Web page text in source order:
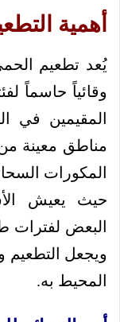
أهمية
يُعد تطعيم
وقائياً حاسماً
المقيمين في
مناطق معينة من
المكورات
حيث يعيش
البعض لفترات
ويجعل التطعيم
المحيط به.